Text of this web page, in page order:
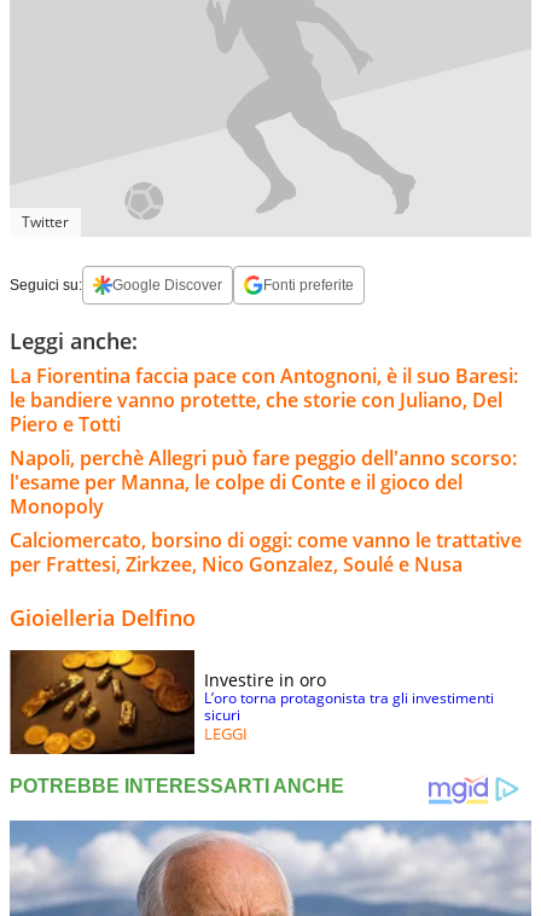
Twitter
Seguici su: Google Discover Fonti preferite
Leggi anche:
La Fiorentina faccia pace con Antognoni, è il suo Baresi:
le bandiere vanno protette, che storie con Juliano, Del
Piero e Totti
Napoli, perchè Allegri può fare peggio dell'anno scorso:
l'esame per Manna, le colpe di Conte e il gioco del
Monopoly
Calciomercato, borsino di oggi: come vanno le trattative
per Frattesi, Zirkzee, Nico Gonzalez, Soulé e Nusa
Gioielleria Delfino
Investire in oro
L’oro torna protagonista tra gli investimenti
sicuri
LEGGI